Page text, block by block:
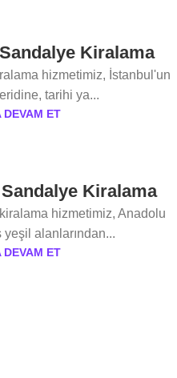
Kiralama
hizmetimiz, İstanbul'un
tarihi ya...
DEVAM ET
Kiralama
hizmetimiz, Anadolu
yeşil alanlarından...
DEVAM ET